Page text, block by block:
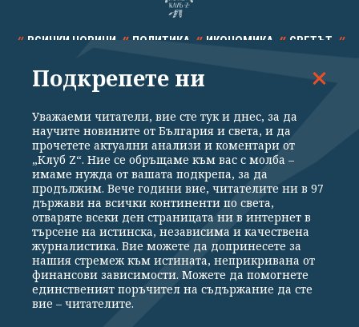
ВСИЧКИ НОВИНИ ПОЛИТИКА ИКОНОМИКА СВЕТЪТ
СПОРТ КУЛТУРА ТЕХНОЛОГИИ КАЛЕЙДОСКОП
Общи условия
Политика за поверителност
Реклама
Партньори Контакти
За Клуб Z
Екип
Подкрепете ни
Издател на www.clubz.bg е „Клуб Зебра Медия“ ЕООД, София, ул. "Алеко
Константинов" 3. Всички права запазени 2026 „Клуб Зебра Медия“
Подкрепете ни
Уважаеми читатели, вие сте тук и днес, за да
научите новините от България и света, и да
прочетете актуални анализи и коментари от
„Клуб Z“. Ние се обръщаме към вас с молба –
имаме нужда от вашата подкрепа, за да
продължим. Вече години вие, читателите ни в 97
държави на всички континенти по света,
отваряте всеки ден страницата ни в интернет в
търсене на истинска, независима и качествена
журналистика. Вие можете да допринесете за
нашия стремеж към истината, неприкривана от
финансови зависимости. Можете да помогнете
единственият поръчител на съдържание да сте
вие – читателите.